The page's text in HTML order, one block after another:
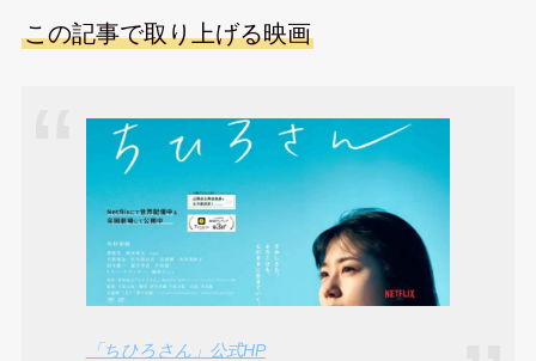
この記事で取り上げる映画
「ちひろさん」公式HP